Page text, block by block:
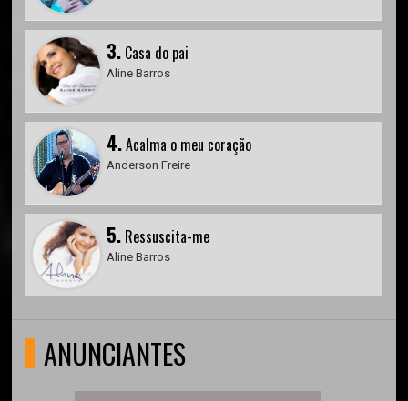
3. Casa do pai
Aline Barros
4.Acalma o meu coração
Anderson Freire
5. Ressuscita-me
Aline Barros
ANUNCIANTES